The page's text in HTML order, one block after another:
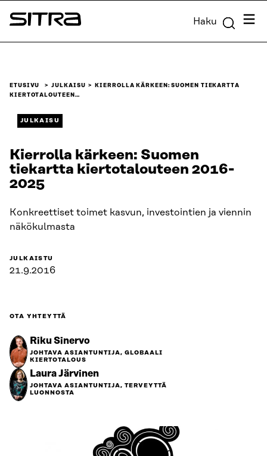
Siirry
suoraan
Sitra Haku
ETUSIVU JULKAISU
KIERROLLA KÄRKEEN: SUOMEN TIEKARTTA
KIERTOTALOUTEEN…
JULKAISU
Kierrolla kärkeen: Suomen
tiekartta kiertotalouteen 2016-
2025
Konkreettiset toimet kasvun, investointien ja viennin
näkökulmasta
JULKAISTU
21.9.2016
OTA YHTEYTTÄ
Riku Sinervo
JOHTAVA ASIANTUNTIJA, GLOBAALI
KIERTOTALOUS
Laura Järvinen
JOHTAVA ASIANTUNTIJA, TERVEYTTÄ
LUONNOSTA